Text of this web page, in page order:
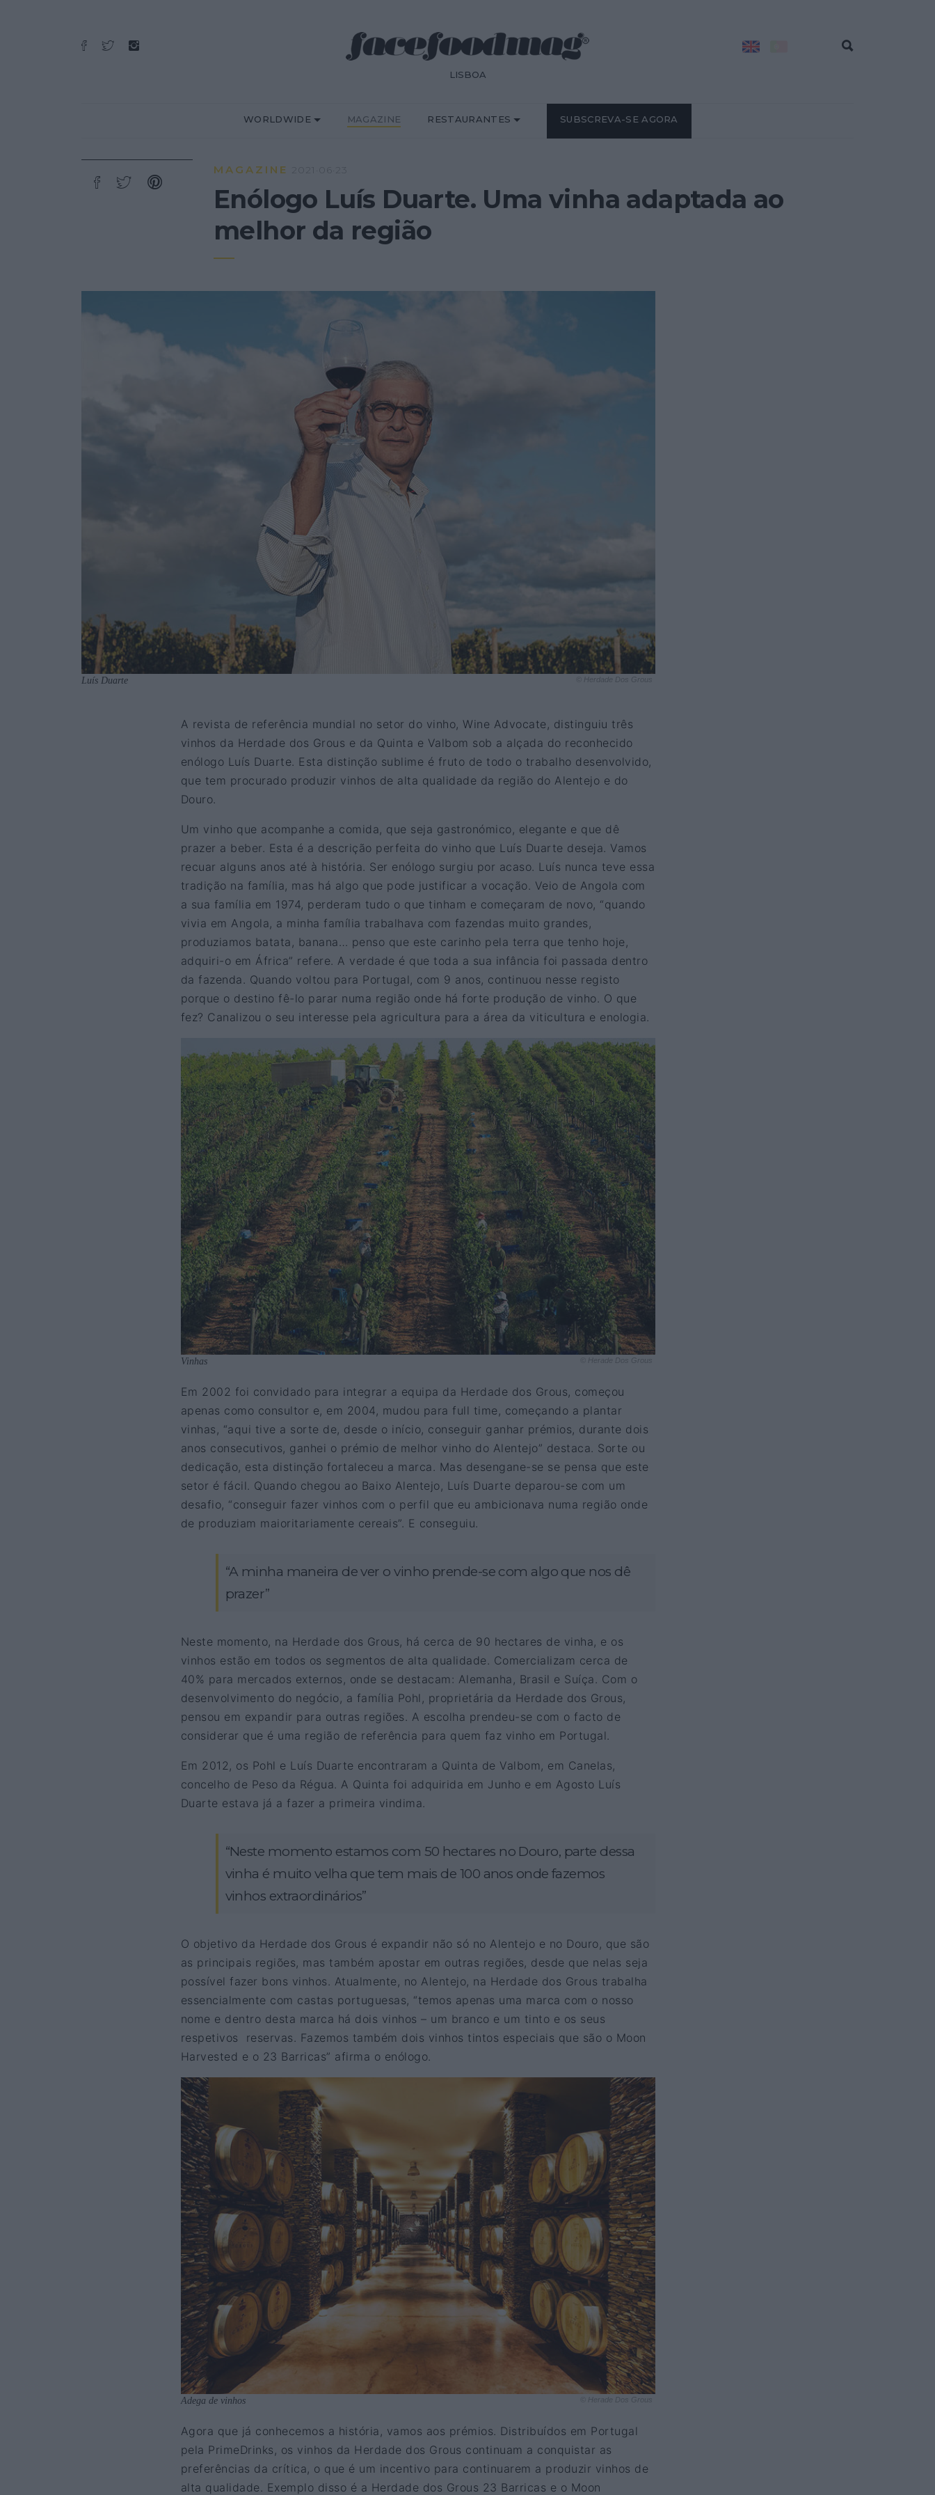
LISBOA
WORLDWIDE MAGAZINE RESTAURANTES SUBSCREVA-SE AGORA
MAGAZINE 2021·06·23
Enólogo Luís Duarte. Uma vinha adaptada ao
melhor da região
Luís Duarte © Herdade Dos Grous
A revista de referência mundial no setor do vinho, Wine Advocate, distinguiu três
vinhos da Herdade dos Grous e da Quinta e Valbom sob a alçada do reconhecido
enólogo Luís Duarte. Esta distinção sublime é fruto de todo o trabalho desenvolvido,
que tem procurado produzir vinhos de alta qualidade da região do Alentejo e do
Douro.
Um vinho que acompanhe a comida, que seja gastronómico, elegante e que dê
prazer a beber. Esta é a descrição perfeita do vinho que Luís Duarte deseja. Vamos
recuar alguns anos até à história. Ser enólogo surgiu por acaso. Luís nunca teve essa
tradição na família, mas há algo que pode justificar a vocação. Veio de Angola com
a sua família em 1974, perderam tudo o que tinham e começaram de novo, “quando
vivia em Angola, a minha família trabalhava com fazendas muito grandes,
produziamos batata, banana… penso que este carinho pela terra que tenho hoje,
adquiri-o em África” refere. A verdade é que toda a sua infância foi passada dentro
da fazenda. Quando voltou para Portugal, com 9 anos, continuou nesse registo
porque o destino fê-lo parar numa região onde há forte produção de vinho. O que
fez? Canalizou o seu interesse pela agricultura para a área da viticultura e enologia.
Vinhas © Herade Dos Grous
Em 2002 foi convidado para integrar a equipa da Herdade dos Grous, começou
apenas como consultor e, em 2004, mudou para full time, começando a plantar
vinhas, “aqui tive a sorte de, desde o início, conseguir ganhar prémios, durante dois
anos consecutivos, ganhei o prémio de melhor vinho do Alentejo” destaca. Sorte ou
dedicação, esta distinção fortaleceu a marca. Mas desengane-se se pensa que este
setor é fácil. Quando chegou ao Baixo Alentejo, Luís Duarte deparou-se com um
desafio, “conseguir fazer vinhos com o perfil que eu ambicionava numa região onde
de produziam maioritariamente cereais”. E conseguiu.
“A minha maneira de ver o vinho prende-se com algo que nos dê
prazer”
Neste momento, na Herdade dos Grous, há cerca de 90 hectares de vinha, e os
vinhos estão em todos os segmentos de alta qualidade. Comercializam cerca de
40% para mercados externos, onde se destacam: Alemanha, Brasil e Suíça. Com o
desenvolvimento do negócio, a família Pohl, proprietária da Herdade dos Grous,
pensou em expandir para outras regiões. A escolha prendeu-se com o facto de
considerar que é uma região de referência para quem faz vinho em Portugal.
Em 2012, os Pohl e Luís Duarte encontraram a Quinta de Valbom, em Canelas,
concelho de Peso da Régua. A Quinta foi adquirida em Junho e em Agosto Luís
Duarte estava já a fazer a primeira vindima.
“Neste momento estamos com 50 hectares no Douro, parte dessa
vinha é muito velha que tem mais de 100 anos onde fazemos
vinhos extraordinários”
O objetivo da Herdade dos Grous é expandir não só no Alentejo e no Douro, que são
as principais regiões, mas também apostar em outras regiões, desde que nelas seja
possível fazer bons vinhos. Atualmente, no Alentejo, na Herdade dos Grous trabalha
essencialmente com castas portuguesas, “temos apenas uma marca com o nosso
nome e dentro desta marca há dois vinhos – um branco e um tinto e os seus
respetivos reservas. Fazemos também dois vinhos tintos especiais que são o Moon
Harvested e o 23 Barricas” afirma o enólogo.
Adega de vinhos © Herade Dos Grous
Agora que já conhecemos a história, vamos aos prémios. Distribuídos em Portugal
pela PrimeDrinks, os vinhos da Herdade dos Grous continuam a conquistar as
preferências da crítica, o que é um incentivo para continuarem a produzir vinhos de
alta qualidade. Exemplo disso é a Herdade dos Grous 23 Barricas e o Moon